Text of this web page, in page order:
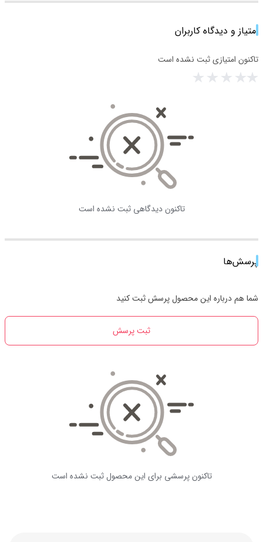
امتیاز و دیدگاه کاربران
تاکنون امتیازی ثبت نشده است
تاکنون دیدگاهی ثبت نشده است
پرسش‌ها
شما هم درباره این محصول پرسش ثبت کنید
ثبت پرسش
تاکنون پرسشی برای این محصول ثبت نشده است